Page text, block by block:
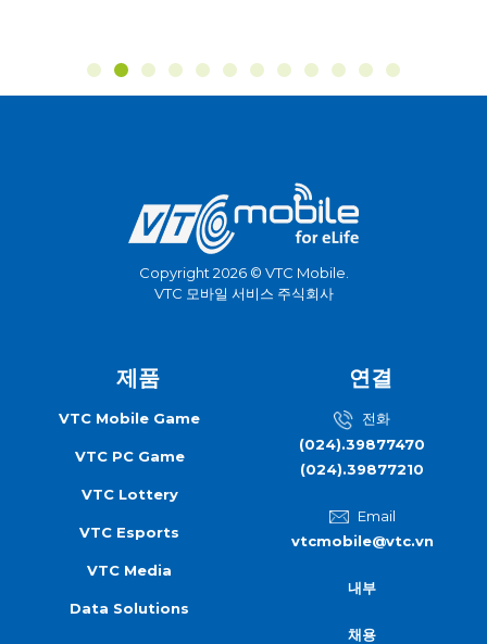
Copyright 2026 © VTC Mobile.
VTC 모바일 서비스 주식회사
제품
VTC Mobile Game
VTC PC Game
VTC Lottery
VTC Esports
VTC Media
Data Solutions
연결
전화
(024).39877470
(024).39877210
Email
vtcmobile@vtc.vn
내부
채용